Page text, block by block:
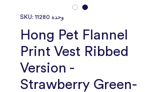
وحدة SKU: 11280
Hong Pet Flannel
Print Vest Ribbed
Version -
Strawberry Green-